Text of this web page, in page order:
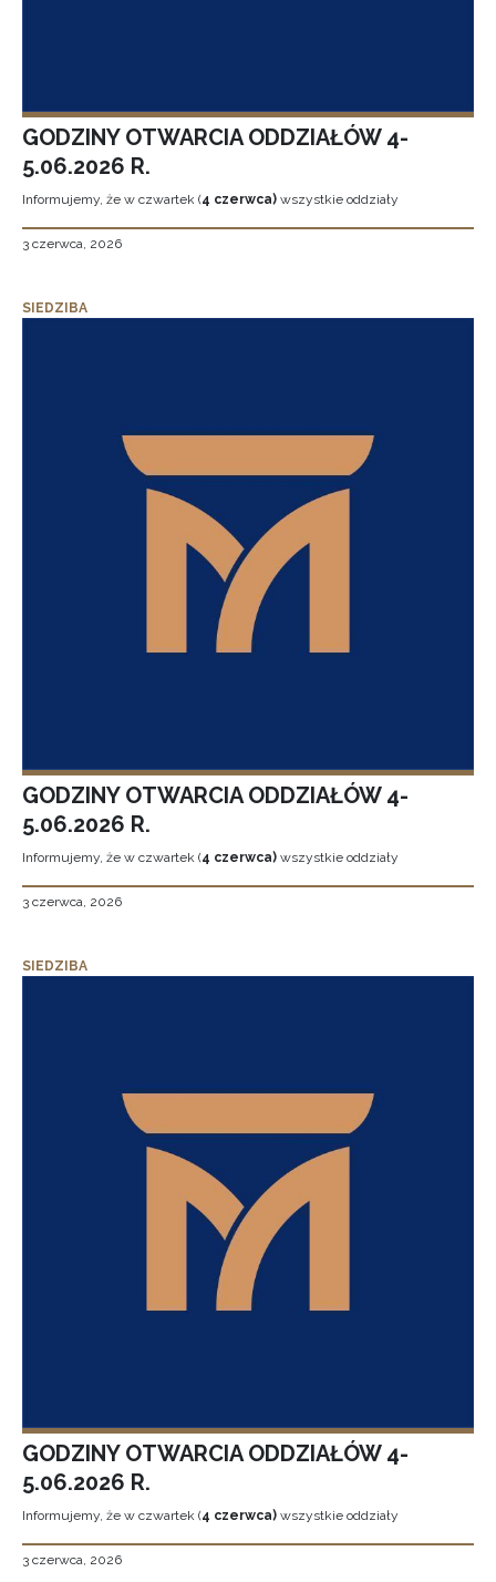
GODZINY OTWARCIA ODDZIAŁÓW 4-
5.06.2026 R.
Informujemy, że w czwartek (4 czerwca) wszystkie oddziały
3 czerwca, 2026
SIEDZIBA
GODZINY OTWARCIA ODDZIAŁÓW 4-
5.06.2026 R.
Informujemy, że w czwartek (4 czerwca) wszystkie oddziały
3 czerwca, 2026
SIEDZIBA
GODZINY OTWARCIA ODDZIAŁÓW 4-
5.06.2026 R.
Informujemy, że w czwartek (4 czerwca) wszystkie oddziały
3 czerwca, 2026